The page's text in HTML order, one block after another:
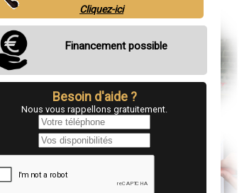
Cliquez-ici
Financement possible
Besoin d'aide ?
Nous vous rappellons gratuitement.